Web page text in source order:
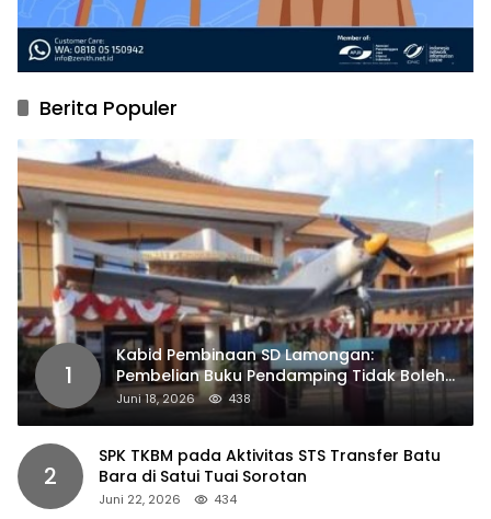
Berita Populer
1
Kabid Pembinaan SD Lamongan:
Pembelian Buku Pendamping Tidak Boleh
Dipaksakan
Juni 18, 2026 438
2
SPK TKBM pada Aktivitas STS Transfer Batu
Bara di Satui Tuai Sorotan
Juni 22, 2026 434